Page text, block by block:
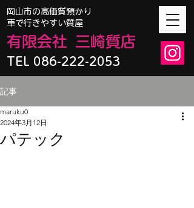
TEL 086-222-2053
​岡山市の高価質預かり
車で行きやすい質屋
有限会社 三崎質店
記事
パテック
maruku0
2024年3月12日